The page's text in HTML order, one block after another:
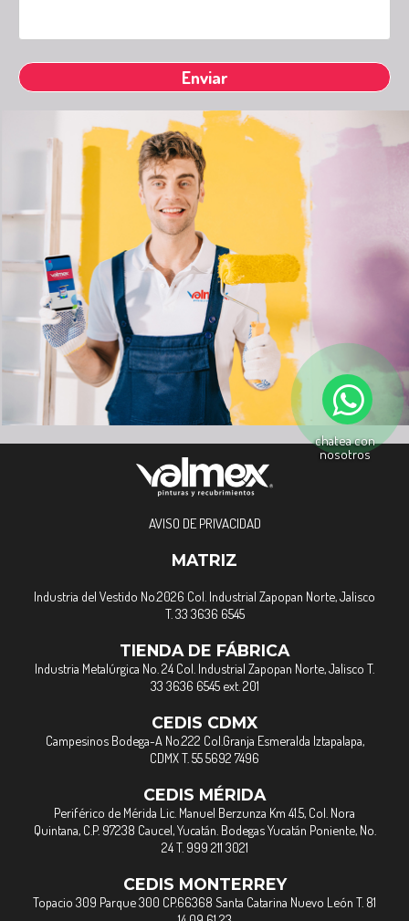
chatea con
nosotros
AVISO DE PRIVACIDAD
MATRIZ
Industria del Vestido No.2026 Col. Industrial Zapopan Norte, Jalisco
T. 33 3636 6545
TIENDA DE FÁBRICA
Industria Metalúrgica No. 24 Col. Industrial Zapopan Norte, Jalisco T.
33 3636 6545 ext. 201
CEDIS CDMX
Campesinos Bodega-A No.222 Col.Granja Esmeralda Iztapalapa,
CDMX T. 55 5692 7496
CEDIS MÉRIDA
Periférico de Mérida Lic. Manuel Berzunza Km 41.5, Col. Nora
Quintana, C.P. 97238 Caucel, Yucatán. Bodegas Yucatán Poniente, No.
24 T. 999 211 3021
CEDIS MONTERREY
Topacio 309 Parque 300 CP.66368 Santa Catarina Nuevo León T. 81